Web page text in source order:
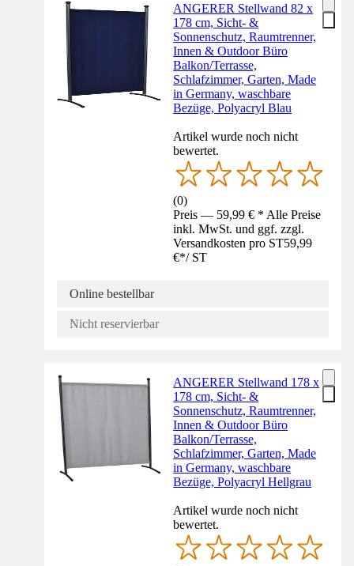
ANGERER Stellwand 82 x
178 cm, Sicht- &
Sonnenschutz, Raumtrenner,
Innen & Outdoor Büro
Balkon/Terrasse,
Schlafzimmer, Garten, Made
in Germany, waschbare
Bezüge, Polyacryl Blau
Artikel wurde noch nicht
bewertet.
(0)
Preis — 59,99 € * Alle Preise
inkl. MwSt. und ggf. zzgl.
Versandkosten pro ST59,99
€*/ ST
Online bestellbar
Nicht reservierbar
ANGERER Stellwand 178 x
178 cm, Sicht- &
Sonnenschutz, Raumtrenner,
Innen & Outdoor Büro
Balkon/Terrasse,
Schlafzimmer, Garten, Made
in Germany, waschbare
Bezüge, Polyacryl Hellgrau
Artikel wurde noch nicht
bewertet.